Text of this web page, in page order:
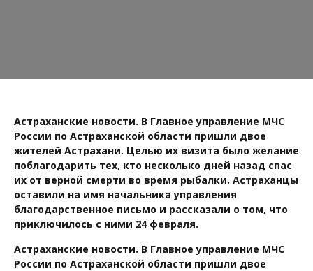
Астраханские новости. В Главное управление МЧС
России по Астраханской области пришли двое
жителей Астрахани. Целью их визита было желание
поблагодарить тех, кто несколько дней назад спас
их от верной смерти во время рыбалки. Астраханцы
оставили на имя начальника управления
благодарственное письмо и рассказали о том, что
приключилось с ними 24 февраля.
Астраханские новости. В Главное управление МЧС
России по Астраханской области пришли двое